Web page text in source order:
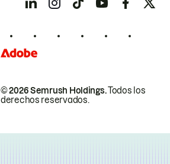
© 2026 Semrush Holdings.Todos los
derechos reservados.